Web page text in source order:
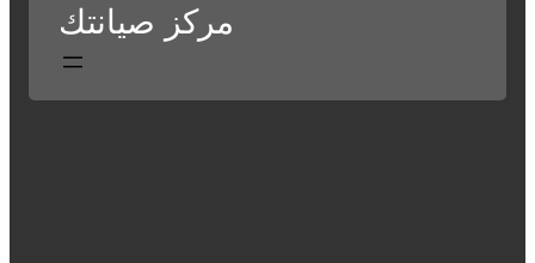
مركز صيانتك